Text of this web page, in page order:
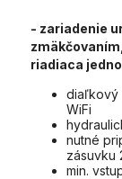
- zariadenie
riadiaca
diaľkový
WiFi
nutné
zásuvku
min.